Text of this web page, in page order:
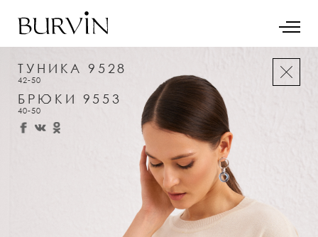
ТУНИКА 9528
42-50
БРЮКИ 9553
40-50